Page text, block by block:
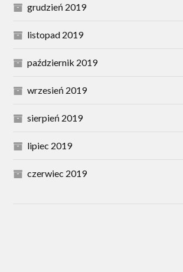
grudzień 2019
listopad 2019
październik 2019
wrzesień 2019
sierpień 2019
lipiec 2019
czerwiec 2019